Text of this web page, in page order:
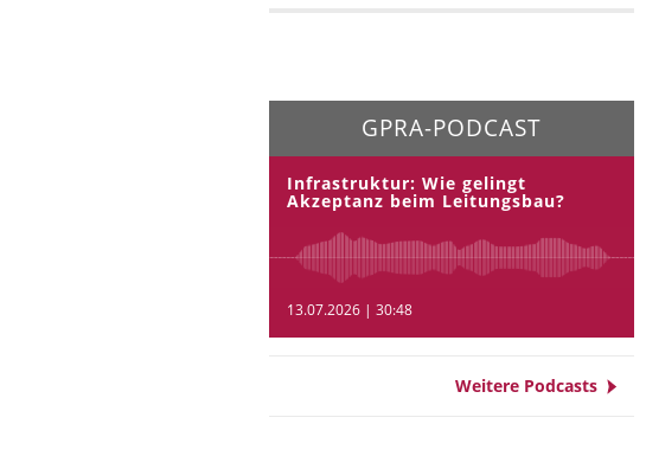
GPRA-PODCAST
Infrastruktur: Wie gelingt
Akzeptanz beim Leitungsbau?
13.07.2026 | 30:48
Weitere Podcasts